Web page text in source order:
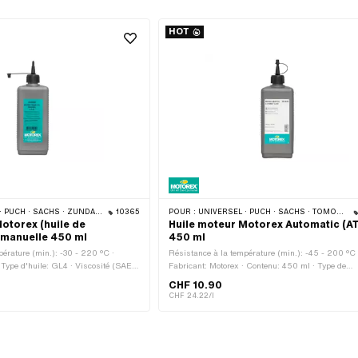
BELMONDO · TOMOS · CILO · HERCULES · KREIDLER · ZÜNDAPP 10365
(huile de
450 ml
(min.): -30 - 220 °C ·
d'huile: GL4 · Viscosité (SAE):
manuel · Type de transmission:
HOT
POUR : UNIVERSEL · PUCH · SACHS · TOMOS · BYE BIKE
Huile moteur Motorex Automatic
450 ml
Résistance à la température (min.): -45 - 200 °C
Fabricant: Motorex · Contenu: 450 ml · Type de
Lubrification de la boîte de vitesses avec
CHF 10.90
CHF 24.22/l